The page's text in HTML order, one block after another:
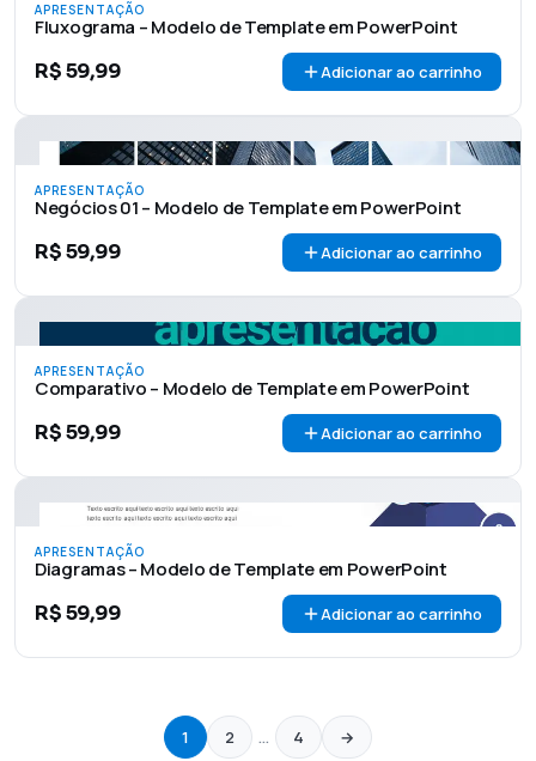
APRESENTAÇÃO
Fluxograma – Modelo de Template em PowerPoint
R$59,99 Adicionar ao carrinho
APRESENTAÇÃO
Negócios 01 – Modelo de Template em PowerPoint
R$59,99 Adicionar ao carrinho
APRESENTAÇÃO
Comparativo – Modelo de Template em PowerPoint
R$59,99 Adicionar ao carrinho
APRESENTAÇÃO
Diagramas – Modelo de Template em PowerPoint
R$59,99 Adicionar ao carrinho
1 2 … 4 →